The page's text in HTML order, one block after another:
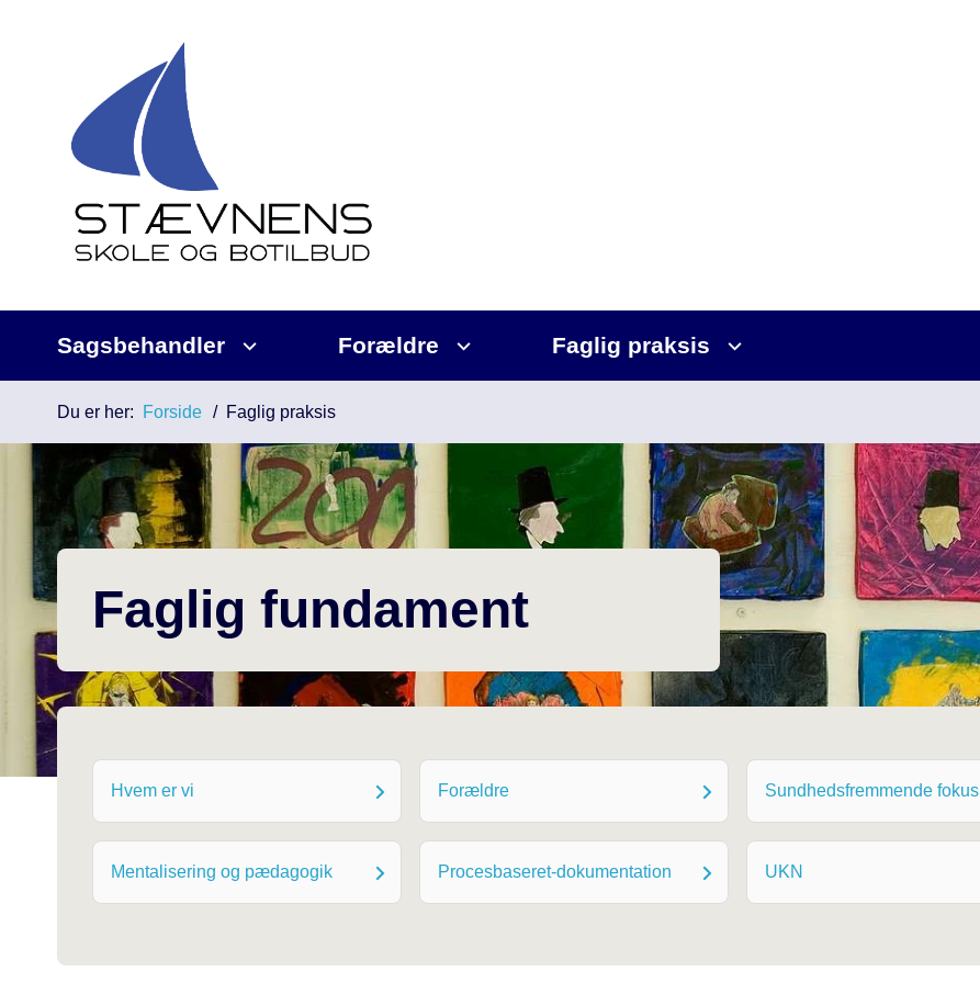
Sagsbehandler Forældre Faglig praksis
Du er her: Forside Faglig praksis
Faglig fundament
Hvem er vi Forældre Sundhedsfremmende fokus
Mentalisering og pædagogik Procesbaseret-dokumentation UKN